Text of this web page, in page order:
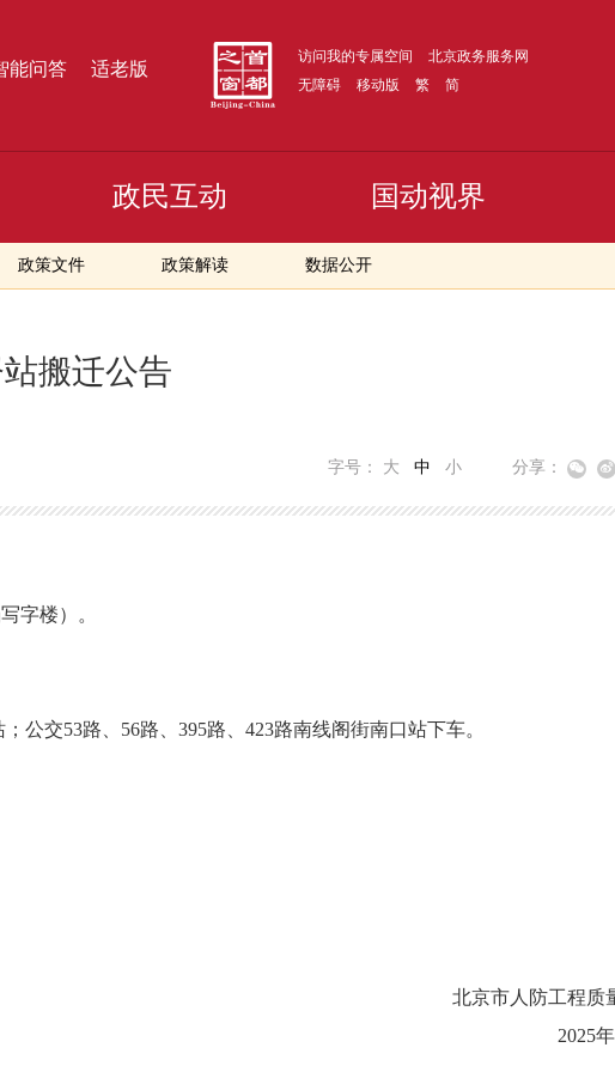
能问答 适老版
访问我的专属空间
北京政务服务网
无障碍
移动版 繁 简
政策文件 政策解读 数据公开
政民互动 国动视界
搬迁公告
字号： 大 中 小 分享：
字楼）。
公交53路、56路、395路、423路南线阁街南口站下车。
北京市人防工程质
2025